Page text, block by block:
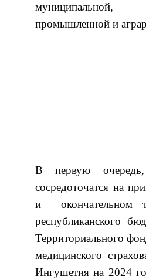
муниципальной,
промышленной и
В первую очередь,
сосредоточатся на
и окончательном
республиканского
Территориального
медицинского
Ингушетия на 2024